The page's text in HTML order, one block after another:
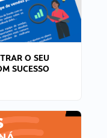
O SEU
SUCESSO